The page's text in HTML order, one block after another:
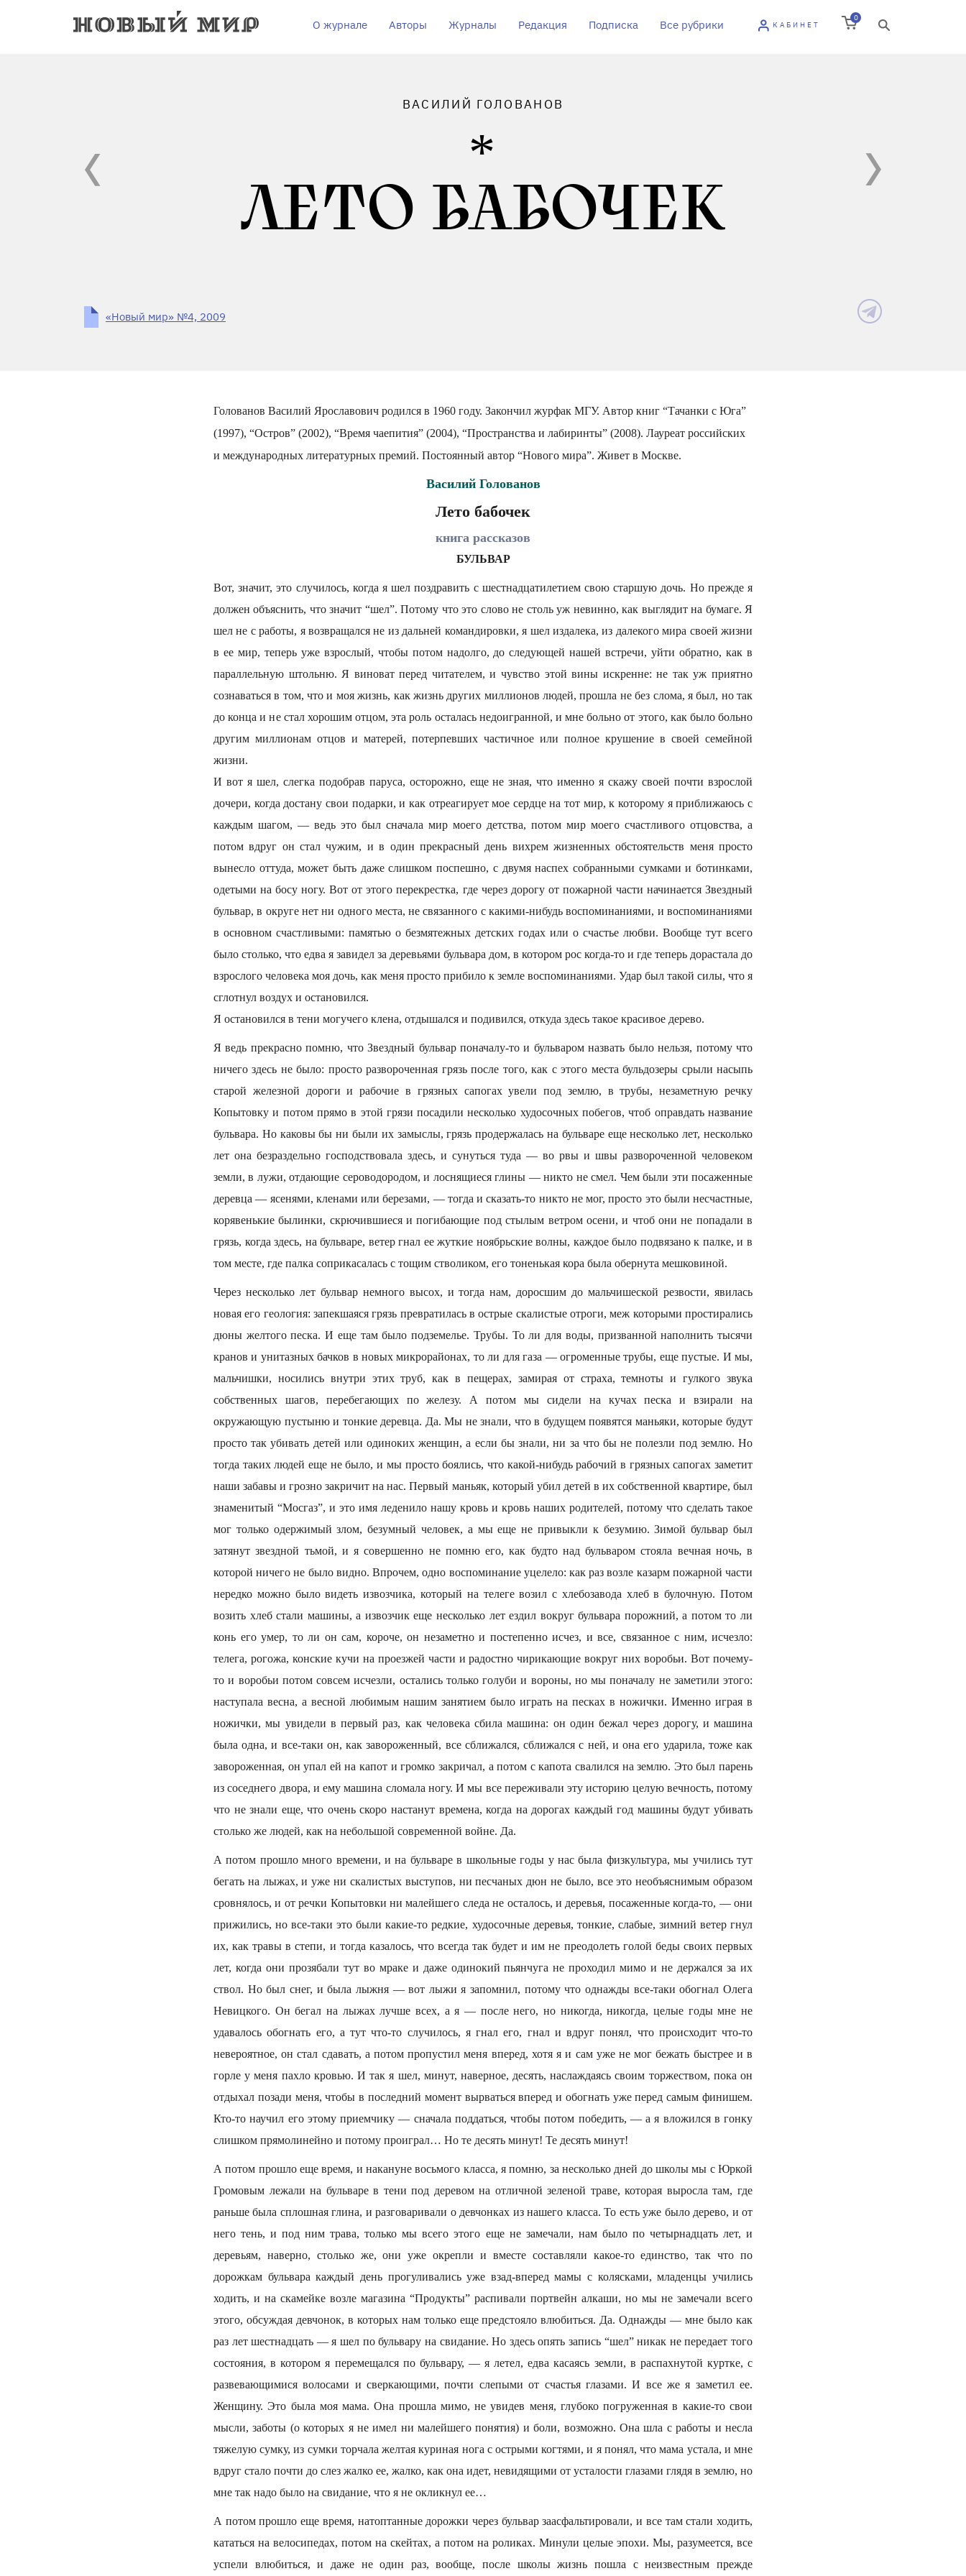
О журнале Авторы Журналы Редакция Подписка Все рубрики КАБИНЕТ
0
ВАСИЛИЙ ГОЛОВАНОВ
ЛЕТО БАБОЧЕК
«Новый мир» №4, 2009
Голованов Василий Ярославович родился в 1960 году. Закончил журфак МГУ. Автор книг “Тачанки с Юга”
(1997), “Остров” (2002), “Время чаепития” (2004), “Пространства и лабиринты” (2008). Лауреат российских
и международных литературных премий. Постоянный автор “Нового мира”. Живет в Москве.
Василий Голованов
Лето бабочек
книга рассказов
БУЛЬВАР
Вот, значит, это случилось, когда я шел поздравить с шестнадцатилетием свою старшую дочь. Но прежде я
должен объяснить, что значит “шел”. Потому что это слово не столь уж невинно, как выглядит на бумаге. Я
шел не с работы, я возвращался не из дальней командировки, я шел издалека, из далекого мира своей жизни
в ее мир, теперь уже взрослый, чтобы потом надолго, до следующей нашей встречи, уйти обратно, как в
параллельную штольню. Я виноват перед читателем, и чувство этой вины искренне: не так уж приятно
сознаваться в том, что и моя жизнь, как жизнь других миллионов людей, прошла не без слома, я был, но так
до конца и не стал хорошим отцом, эта роль осталась недоигранной, и мне больно от этого, как было больно
другим миллионам отцов и матерей, потерпевших частичное или полное крушение в своей семейной
жизни.
И вот я шел, слегка подобрав паруса, осторожно, еще не зная, что именно я скажу своей почти взрослой
дочери, когда достану свои подарки, и как отреагирует мое сердце на тот мир, к которому я приближаюсь с
каждым шагом, — ведь это был сначала мир моего детства, потом мир моего счастливого отцовства, а
потом вдруг он стал чужим, и в один прекрасный день вихрем жизненных обстоятельств меня просто
вынесло оттуда, может быть даже слишком поспешно, с двумя наспех собранными сумками и ботинками,
одетыми на босу ногу. Вот от этого перекрестка, где через дорогу от пожарной части начинается Звездный
бульвар, в округе нет ни одного места, не связанного с какими-нибудь воспоминаниями, и воспоминаниями
в основном счастливыми: памятью о безмятежных детских годах или о счастье любви. Вообще тут всего
было столько, что едва я завидел за деревьями бульвара дом, в котором рос когда-то и где теперь дорастала до
взрослого человека моя дочь, как меня просто прибило к земле воспоминаниями. Удар был такой силы, что я
сглотнул воздух и остановился.
Я остановился в тени могучего клена, отдышался и подивился, откуда здесь такое красивое дерево.
Я ведь прекрасно помню, что Звездный бульвар поначалу-то и бульваром назвать было нельзя, потому что
ничего здесь не было: просто развороченная грязь после того, как с этого места бульдозеры срыли насыпь
старой железной дороги и рабочие в грязных сапогах увели под землю, в трубы, незаметную речку
Копытовку и потом прямо в этой грязи посадили несколько худосочных побегов, чтоб оправдать название
бульвара. Но каковы бы ни были их замыслы, грязь продержалась на бульваре еще несколько лет, несколько
лет она безраздельно господствовала здесь, и сунуться туда — во рвы и швы развороченной человеком
земли, в лужи, отдающие сероводородом, и лоснящиеся глины — никто не смел. Чем были эти посаженные
деревца — ясенями, кленами или березами, — тогда и сказать-то никто не мог, просто это были несчастные,
корявенькие былинки, скрючившиеся и погибающие под стылым ветром осени, и чтоб они не попадали в
грязь, когда здесь, на бульваре, ветер гнал ее жуткие ноябрьские волны, каждое было подвязано к палке, и в
том месте, где палка соприкасалась с тощим стволиком, его тоненькая кора была обернута мешковиной.
Через несколько лет бульвар немного высох, и тогда нам, доросшим до мальчишеской резвости, явилась
новая его геология: запекшаяся грязь превратилась в острые скалистые отроги, меж которыми простирались
дюны желтого песка. И еще там было подземелье. Трубы. То ли для воды, призванной наполнить тысячи
кранов и унитазных бачков в новых микрорайонах, то ли для газа — огроменные трубы, еще пустые. И мы,
мальчишки, носились внутри этих труб, как в пещерах, замирая от страха, темноты и гулкого звука
собственных шагов, перебегающих по железу. А потом мы сидели на кучах песка и взирали на
окружающую пустыню и тонкие деревца. Да. Мы не знали, что в будущем появятся маньяки, которые будут
просто так убивать детей или одиноких женщин, а если бы знали, ни за что бы не полезли под землю. Но
тогда таких людей еще не было, и мы просто боялись, что какой-нибудь рабочий в грязных сапогах заметит
наши забавы и грозно закричит на нас. Первый маньяк, который убил детей в их собственной квартире, был
знаменитый “Мосгаз”, и это имя леденило нашу кровь и кровь наших родителей, потому что сделать такое
мог только одержимый злом, безумный человек, а мы еще не привыкли к безумию. Зимой бульвар был
затянут звездной тьмой, и я совершенно не помню его, как будто над бульваром стояла вечная ночь, в
которой ничего не было видно. Впрочем, одно воспоминание уцелело: как раз возле казарм пожарной части
нередко можно было видеть извозчика, который на телеге возил с хлебозавода хлеб в булочную. Потом
возить хлеб стали машины, а извозчик еще несколько лет ездил вокруг бульвара порожний, а потом то ли
конь его умер, то ли он сам, короче, он незаметно и постепенно исчез, и все, связанное с ним, исчезло:
телега, рогожа, конские кучи на проезжей части и радостно чирикающие вокруг них воробьи. Вот почему-
то и воробьи потом совсем исчезли, остались только голуби и вороны, но мы поначалу не заметили этого:
наступала весна, а весной любимым нашим занятием было играть на песках в ножички. Именно играя в
ножички, мы увидели в первый раз, как человека сбила машина: он один бежал через дорогу, и машина
была одна, и все-таки он, как завороженный, все сближался, сближался с ней, и она его ударила, тоже как
завороженная, он упал ей на капот и громко закричал, а потом с капота свалился на землю. Это был парень
из соседнего двора, и ему машина сломала ногу. И мы все переживали эту историю целую вечность, потому
что не знали еще, что очень скоро настанут времена, когда на дорогах каждый год машины будут убивать
столько же людей, как на небольшой современной войне. Да.
А потом прошло много времени, и на бульваре в школьные годы у нас была физкультура, мы учились тут
бегать на лыжах, и уже ни скалистых выступов, ни песчаных дюн не было, все это необъяснимым образом
сровнялось, и от речки Копытовки ни малейшего следа не осталось, и деревья, посаженные когда-то, — они
прижились, но все-таки это были какие-то редкие, худосочные деревья, тонкие, слабые, зимний ветер гнул
их, как травы в степи, и тогда казалось, что всегда так будет и им не преодолеть голой беды своих первых
лет, когда они прозябали тут во мраке и даже одинокий пьянчуга не проходил мимо и не держался за их
ствол. Но был снег, и была лыжня — вот лыжи я запомнил, потому что однажды все-таки обогнал Олега
Невицкого. Он бегал на лыжах лучше всех, а я — после него, но никогда, никогда, целые годы мне не
удавалось обогнать его, а тут что-то случилось, я гнал его, гнал и вдруг понял, что происходит что-то
невероятное, он стал сдавать, а потом пропустил меня вперед, хотя я и сам уже не мог бежать быстрее и в
горле у меня пахло кровью. И так я шел, минут, наверное, десять, наслаждаясь своим торжеством, пока он
отдыхал позади меня, чтобы в последний момент вырваться вперед и обогнать уже перед самым финишем.
Кто-то научил его этому приемчику — сначала поддаться, чтобы потом победить, — а я вложился в гонку
слишком прямолинейно и потому проиграл… Но те десять минут! Те десять минут!
А потом прошло еще время, и накануне восьмого класса, я помню, за несколько дней до школы мы с Юркой
Громовым лежали на бульваре в тени под деревом на отличной зеленой траве, которая выросла там, где
раньше была сплошная глина, и разговаривали о девчонках из нашего класса. То есть уже было дерево, и от
него тень, и под ним трава, только мы всего этого еще не замечали, нам было по четырнадцать лет, и
деревьям, наверно, столько же, они уже окрепли и вместе составляли какое-то единство, так что по
дорожкам бульвара каждый день прогуливались уже взад-вперед мамы с колясками, младенцы учились
ходить, и на скамейке возле магазина “Продукты” распивали портвейн алкаши, но мы не замечали всего
этого, обсуждая девчонок, в которых нам только еще предстояло влюбиться. Да. Однажды — мне было как
раз лет шестнадцать — я шел по бульвару на свидание. Но здесь опять запись “шел” никак не передает того
состояния, в котором я перемещался по бульвару, — я летел, едва касаясь земли, в распахнутой куртке, с
развевающимися волосами и сверкающими, почти слепыми от счастья глазами. И все же я заметил ее.
Женщину. Это была моя мама. Она прошла мимо, не увидев меня, глубоко погруженная в какие-то свои
мысли, заботы (о которых я не имел ни малейшего понятия) и боли, возможно. Она шла с работы и несла
тяжелую сумку, из сумки торчала желтая куриная нога с острыми когтями, и я понял, что мама устала, и мне
вдруг стало почти до слез жалко ее, жалко, как она идет, невидящими от усталости глазами глядя в землю, но
мне так надо было на свидание, что я не окликнул ее…
А потом прошло еще время, натоптанные дорожки через бульвар заасфальтировали, и все там стали ходить,
кататься на велосипедах, потом на скейтах, а потом на роликах. Минули целые эпохи. Мы, разумеется, все
успели влюбиться, и даже не один раз, вообще, после школы жизнь пошла с неизвестным прежде